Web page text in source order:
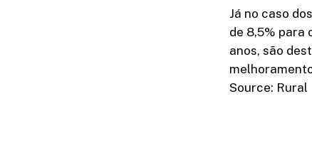
Já no caso
de 8,5% para
anos, são
Source: Rural